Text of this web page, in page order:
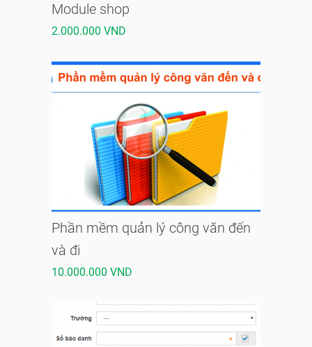
Module shop
2.000.000 VND
Phần mềm quản lý công văn đến
và đi
10.000.000 VND